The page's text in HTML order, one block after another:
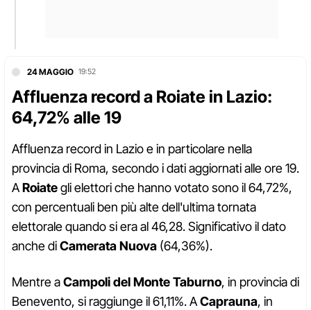
24 MAGGIO 19:52
Affluenza record a Roiate in Lazio:
64,72% alle 19
Affluenza record in Lazio e in particolare nella
provincia di Roma, secondo i dati aggiornati alle ore 19.
ARoiategli elettori che hanno votato sono il 64,72%,
con percentuali ben più alte dell'ultima tornata
elettorale quando si era al 46,28. Significativo il dato
anche diCamerata Nuova (64,36%).
Mentre aCampoli del Monte Taburno, in provincia di
Benevento, si raggiunge il 61,11%. ACaprauna, in